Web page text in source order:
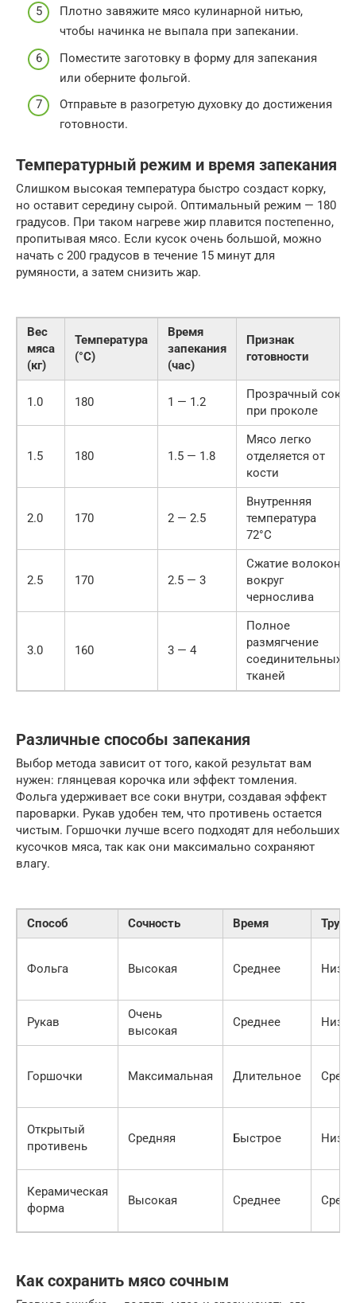
Плотно завяжите мясо кулинарной нитью,
чтобы начинка не выпала при запекании.
Поместите заготовку в форму для запекания
или оберните фольгой.
Отправьте в разогретую духовку до достижения
готовности.
Температурный режим и время запекания
Слишком высокая температура быстро создаст корку,
но оставит середину сырой. Оптимальный режим — 180
градусов. При таком нагреве жир плавится постепенно,
пропитывая мясо. Если кусок очень большой, можно
начать с 200 градусов в течение 15 минут для
румяности, а затем снизить жар.
Вес
мяса
(кг)
Температура
(°C)
Время
запекания
(час)
Признак
готовности
1.0 180 1 — 1.2
Прозрачный сок
при проколе
1.5 180 1.5 — 1.8
Мясо легко
отделяется от
кости
2.0 170 2 — 2.5
Внутренняя
температура
72°C
2.5 170 2.5 — 3
Сжатие волокон
вокруг
чернослива
3.0 160 3 — 4
Полное
размягчение
соединительных
тканей
Различные способы запекания
Выбор метода зависит от того, какой результат вам
нужен: глянцевая корочка или эффект томления.
Фольга удерживает все соки внутри, создавая эффект
пароварки. Рукав удобен тем, что противень остается
чистым. Горшочки лучше всего подходят для небольших
кусочков мяса, так как они максимально сохраняют
влагу.
Способ Сочность Время
Фольга Высокая Среднее
Рукав
Очень
высокая
Среднее
Горшочки Максимальная Длительное
Открытый
противень
Средняя Быстрое
Керамическая
форма
Высокая Среднее
Как сохранить мясо сочным